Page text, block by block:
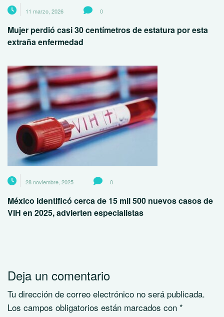
11 marzo, 2026 0
Mujer perdió casi 30 centímetros de estatura por esta
extraña enfermedad
28 noviembre, 2025 0
México identificó cerca de 15 mil 500 nuevos casos de
VIH en 2025, advierten especialistas
Deja un comentario
Tu dirección de correo electrónico no será publicada.
Los campos obligatorios están marcados con *